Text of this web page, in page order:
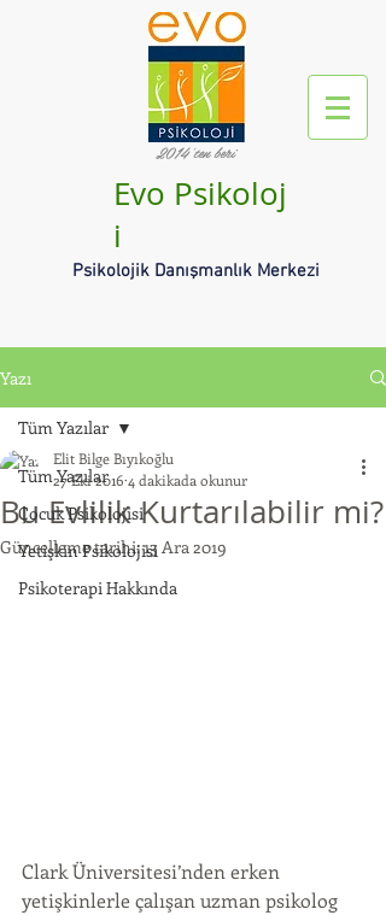
2014'ten beri
Evo Psikoloj
i
Psikolojik Danışmanlık Merkezi
Yazı
Tüm Yazılar
Çocuk Psikolojisi
Yetişkin Psikolojisi
Psikoterapi Hakkında
Tüm Yazılar
Bu Evlilik Kurtarılabilir mi?
Elit Bilge Bıyıkoğlu
27 Eki 2016 4 dakikada okunur
Güncelleme tarihi:13 Ara 2019
Clark Üniversitesi’nden erken
yetişkinlerle çalışan uzman psikolog